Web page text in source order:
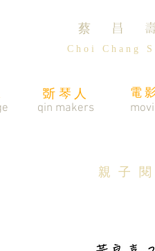
蔡 昌
C h o i C h a n g
斲琴人
電
​qin makers
親 子